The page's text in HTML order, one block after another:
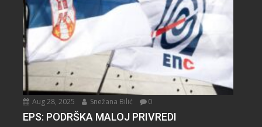
Aug 28, 2025 Snežana Bilić 0
EPS: PODRŠKA MALOJ PRIVREDI